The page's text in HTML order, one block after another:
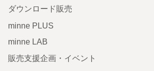
ダウンロード販売
minne PLUS
minne LAB
販売支援企画・イベント